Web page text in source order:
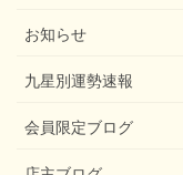
お知らせ
九星別運勢速報
会員限定ブログ